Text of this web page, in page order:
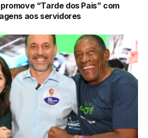
“Tarde dos Pais” com
aos servidores